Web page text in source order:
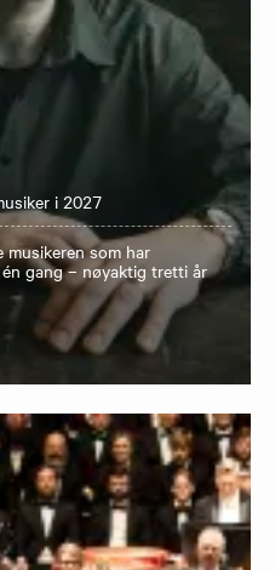
i 2027
som har
gang – nøyaktig tretti år